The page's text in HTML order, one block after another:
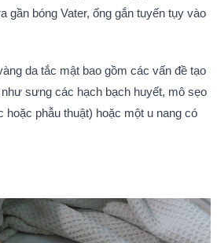
gần bóng Vater, ống gắn tuyến tụy vào
da tắc mật bao gồm các vấn đề tạo
sưng các hạch bạch huyết, mô sẹo
phẫu thuật) hoặc một u nang có